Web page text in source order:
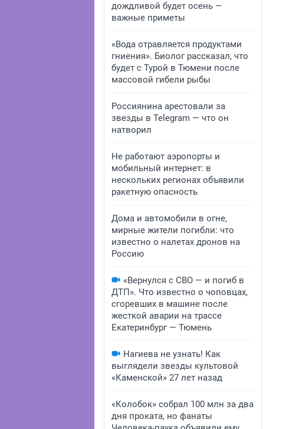
дождливой будет осень —
важные приметы
«Вода отравляется продуктами
гниения». Биолог рассказал, что
будет с Турой в Тюмени после
массовой гибели рыбы
Россиянина арестовали за
звезды в Telegram — что он
натворил
Не работают аэропорты и
мобильный интернет: в
нескольких регионах объявили
ракетную опасность
Дома и автомобили в огне,
мирные жители погибли: что
известно о налетах дронов на
Россию
«Вернулся с СВО — и погиб в
ДТП». Что известно о чоповцах,
сгоревших в машине после
жесткой аварии на трассе
Екатеринбург — Тюмень
Нагиева не узнать! Как
выглядели звезды культовой
«Каменской» 27 лет назад
«Колобок» собрал 100 млн за два
дня проката, но фанаты